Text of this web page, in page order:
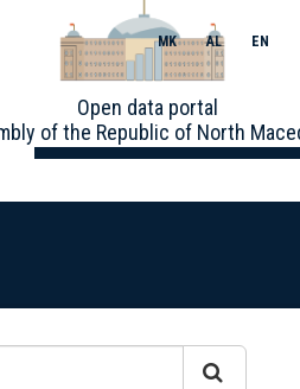
Open data portal
of the Republic of North
MK AL EN